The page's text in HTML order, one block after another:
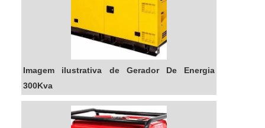
QUAIS SÃO OS CUSTOS
ASSOCIADOS A UM GERADOR DE
300KVA?
detalhes, visite nossa página depreço de gerador
de energia.
Imagem ilustrativa de Gerador De Energia
300Kva